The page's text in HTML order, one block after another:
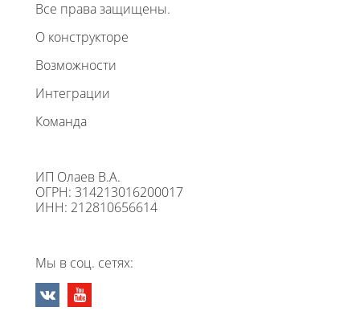
Все права защищены.
О конструкторе
Возможности
Интеграции
Команда
ИП Олаев В.А.
ОГРН: 314213016200017
ИНН: 212810656614
Мы в соц. сетях: